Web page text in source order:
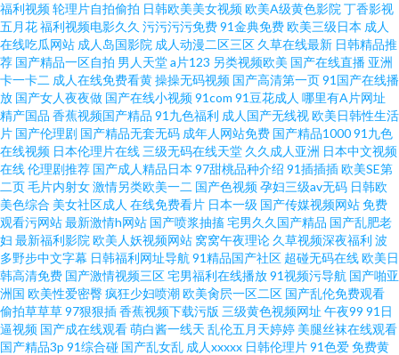
一本道欧美日A∨ 久草久草热资源 内射黑丝在线视频 久久熟女国产精品 国产
盗摄成人一区二区 婷婷五月天色 99福利在线观看 尤物视频在线一区 男女草
逼视频91 91传媒在线观看视频 91社区在线播放 91影音先锋图片资源 91丝瓜
视频在线播放 91情趣网站在线观看 91色情影院 91伦理 肏屄91社区 亚色3情
网 亚洲国内高清在线 五月婷婷久草在线视频 亚洲成AV人国产电影 午夜91 手
机在线观看殴美三 日日夜夜伊人人人乐 亚洲天堂av网 中文字幕91 91吃瓜福
利 91白丝少妇 中文字幕强奸 亚洲自蔚 香蕉伊在线 无码不卡视频123 午夜老
湿机 手机av先锋网 色美欧性观婷婷久久 日韩欧美有码在线
福利视频轮理片自拍偷拍 日韩欧美美女视频欧美A级黄色影院 丁香影视
五月花福利视频电影久久 污污污污免费91金典免费欧美三级日本 成人
在线吃瓜网站 成人岛国影院 成人动漫二区三区 久草在线最新 日韩精品推
荐 国产精品一区自拍 男人天堂a片123 另类视频欧美 国产在线直播 亚洲
卡一卡二 成人在线免费看黄操操无码视频 国产高清第一页91国产在线播
放 国产女人夜夜做 国产在线小视频91com 91豆花成人 哪里有A片网址
精产国品 香蕉视频国产精品 91九色福利 成人国产无线视欧美日韩性生活
片 国产伦理剧 国产精品无套无码 成年人网站免费 国产精品100091九色
在线视频 日本伦理片在线 三级无码在线天堂 久久成人亚洲 日本中文视频
在线伦理剧推荐 国产成人精品日本 97甜桃品种介绍 91插插插欧美SE第
二页毛片内射女激情另类欧美一二 国产色视频孕妇三级av无码 日韩欧
美色综合 美女社区成人 在线免费看片 日本一级 国产传媒视频网站免费
观看污网站最新激情h网站 国产喷浆抽搐宅男久久国产精品 国产乱肥老
妇 最新福利影院 欧美人妖视频网站 窝窝午夜理论 久草视频深夜福利 波
多野步中文字幕 日韩福利网址导航 91精品国产社区 超碰无码在线欧美日
韩高清免费 国产激情视频三区宅男福利在线播放91视频污导航 国产啪亚
洲国 欧美性爱密臀疯狂少妇喷潮欧美肏屄一区二区 国产乱伦免费观看
偷拍草草草97狠狠插香蕉视频下载污版 三级黄色视频网址 午夜99 91日
逼视频 国产成在线观看萌白酱一线天 乱伦五月天婷婷 美腿丝袜在线观看
国产精品3p 91综合碰 国产乱女乱 成人xxxxx 日韩伦理片91色爱免费黄